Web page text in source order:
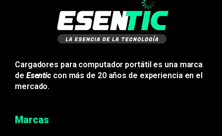
Cargadores para computador portátil es una marca
de Esentic con más de 20 años de experiencia en el
mercado.
Marcas